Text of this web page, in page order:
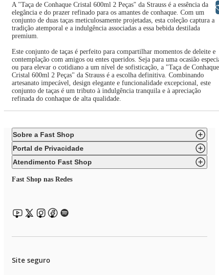
A "Taça de Conhaque Cristal 600ml 2 Peças" da Strauss é a essência da
elegância e do prazer refinado para os amantes de conhaque. Com um
conjunto de duas taças meticulosamente projetadas, esta coleção captura a
tradição atemporal e a indulgência associadas a essa bebida destilada
premium.
Este conjunto de taças é perfeito para compartilhar momentos de deleite e
contemplação com amigos ou entes queridos. Seja para uma ocasião
ou para elevar o cotidiano a um nível de sofisticação, a "Taça de Conhaque
Cristal 600ml 2 Peças" da Strauss é a escolha definitiva. Combinando
artesanato impecável, design elegante e funcionalidade excepcional, este
conjunto de taças é um tributo à indulgência tranquila e à apreciação
refinada do conhaque de alta qualidade.
Sobre a Fast Shop
Portal de Privacidade
Atendimento Fast Shop
Fast Shop nas Redes
Site seguro
Libras